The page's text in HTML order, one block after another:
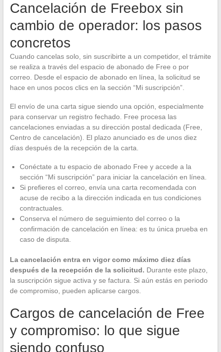
Cancelación de Freebox sin
cambio de operador: los pasos
concretos
Cuando cancelas solo, sin suscribirte a un competidor, el trámite
se realiza a través del espacio de abonado de Free o por
correo. Desde el espacio de abonado en línea, la solicitud se
hace en unos pocos clics en la sección “Mi suscripción”.
El envío de una carta sigue siendo una opción, especialmente
para conservar un registro fechado. Free procesa las
cancelaciones enviadas a su dirección postal dedicada (Free,
Centro de cancelación). El plazo anunciado es de unos diez
días después de la recepción de la carta.
Conéctate a tu espacio de abonado Free y accede a la
sección “Mi suscripción” para iniciar la cancelación en línea.
Si prefieres el correo, envía una carta recomendada con
acuse de recibo a la dirección indicada en tus condiciones
contractuales.
Conserva el número de seguimiento del correo o la
confirmación de cancelación en línea: es tu única prueba en
caso de disputa.
La cancelación entra en vigor como máximo diez días
después de la recepción de la solicitud. Durante este plazo,
la suscripción sigue activa y se factura. Si aún estás en periodo
de compromiso, pueden aplicarse cargos.
Cargos de cancelación de Free
y compromiso: lo que sigue
siendo confuso